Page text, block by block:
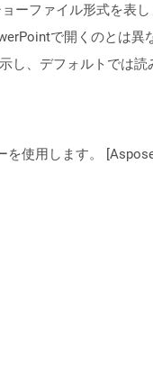
ーファイル形式を表
で開くのとは異
し、デフォルトでは
使用します。